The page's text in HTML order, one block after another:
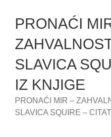
PRONAĆI
SLAVICA
IZ KNJIGE
PRONAĆI MIR –
SLAVICA SQUIRE –